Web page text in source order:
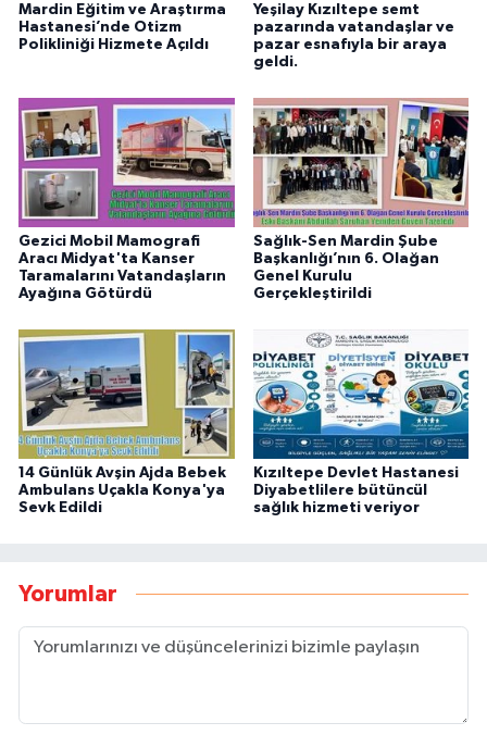
Mardin Eğitim ve Araştırma
Hastanesi’nde Otizm
Polikliniği Hizmete Açıldı
Yeşilay Kızıltepe semt
pazarında vatandaşlar ve
pazar esnafıyla bir araya
geldi.
Gezici Mobil Mamografi
Aracı Midyat'ta Kanser
Taramalarını Vatandaşların
Ayağına Götürdü
Sağlık-Sen Mardin Şube
Başkanlığı’nın 6. Olağan
Genel Kurulu
Gerçekleştirildi
14 Günlük Avşin Ajda Bebek
Ambulans Uçakla Konya'ya
Sevk Edildi
Kızıltepe Devlet Hastanesi
Diyabetlilere bütüncül
sağlık hizmeti veriyor
Yorumlar